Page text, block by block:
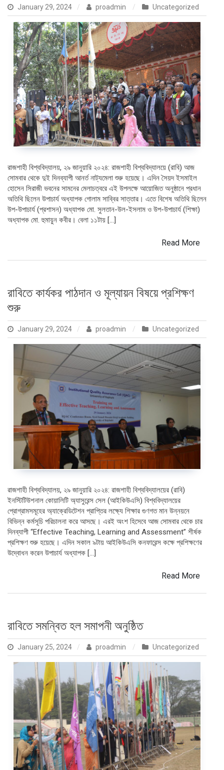
January 29, 2024 proadmin Uncategorized
রাজশাহী বিশ্ববিদ্যালয়, ২৯ জানুয়ারি ২০২৪: রাজশাহী বিশ্ববিদ্যালয়ে (রাবি) আজ
সোমবার থেকে দুই দিনব্যাপী আনর্ত নাট্যমেলা শুরু হয়েছে। এদিন সৈয়দ ইসমাইল
হোসেন সিরাজী ভবনের সামনের মেলাচত্বরে এই উপলক্ষে আয়োজিত অনুষ্ঠানে প্রধান
অতিথি ছিলেন উপাচার্য অধ্যাপক গোলাম সাব্বির সাত্তার। এতে বিশেষ অতিথি ছিলেন
উপ-উপাচার্য (প্রশাসন) অধ্যাপক মো. সুলতান-উল-ইসলাম ও উপ-উপাচার্য (শিক্ষা)
অধ্যাপক মো. হুমায়ুন কবীর। বেলা ১১টায় […]
Read More
রাবিতে কার্যকর পাঠদান ও মূল্যায়ন বিষয়ে প্রশিক্ষণ
শুরু
January 29, 2024 proadmin Uncategorized
রাজশাহী বিশ্ববিদ্যালয়, ২৯ জানুয়ারি ২০২৪: রাজশাহী বিশ্ববিদ্যালয়ের (রাবি)
ইনস্টিটিউশনাল কোয়ালিটি অ্যাসুরেন্স সেল (আইকিউএসি) বিশ্ববিদ্যালয়ের
প্রোগ্রামসমূহের অ্যাক্রেডিটেশন প্রাপ্তির লক্ষ্যে শিক্ষার গুণগত মান উন্নয়নে
বিভিন্ন কর্মসূচি পরিচালনা করে আসছে। এরই অংশ হিসেবে আজ সোমবার থেকে চার
দিনব্যাপী “Effective Teaching, Learning and Assessment” শীর্ষক
প্রশিক্ষণ শুরু হয়েছে। এদিন সকাল ৯টায় আইকিউএসি কনফারেন্স কক্ষে প্রশিক্ষণের
উদ্বোধন করেন উপাচার্য অধ্যাপক […]
Read More
রাবিতে সমন্বিত হল সমাপনী অনুষ্ঠিত
January 25, 2024 proadmin Uncategorized